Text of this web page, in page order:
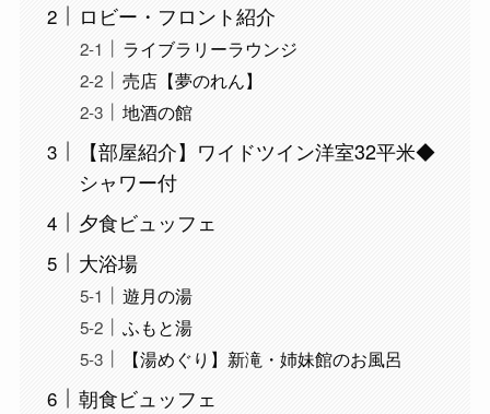
ロビー・フロント紹介
ライブラリーラウンジ
売店【夢のれん】
地酒の館
【部屋紹介】ワイドツイン洋室32平米◆
シャワー付
夕食ビュッフェ
大浴場
遊月の湯
ふもと湯
【湯めぐり】新滝・姉妹館のお風呂
朝食ビュッフェ